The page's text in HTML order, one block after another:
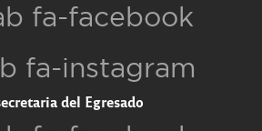
fa-facebook
fa-instagram
del Egresado